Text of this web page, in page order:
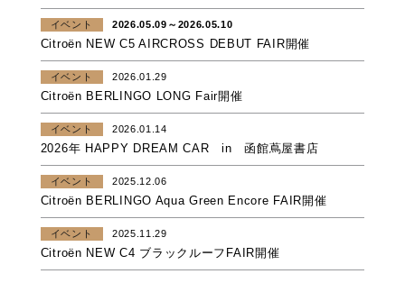
イベント 2026.05.09～2026.05.10
Citroën NEW C5 AIRCROSS DEBUT FAIR開催
イベント 2026.01.29
Citroën BERLINGO LONG Fair開催
イベント 2026.01.14
2026年 HAPPY DREAM CAR in 函館蔦屋書店
イベント 2025.12.06
Citroën BERLINGO Aqua Green Encore FAIR開催
イベント 2025.11.29
Citroën NEW C4 ブラックルーフFAIR開催